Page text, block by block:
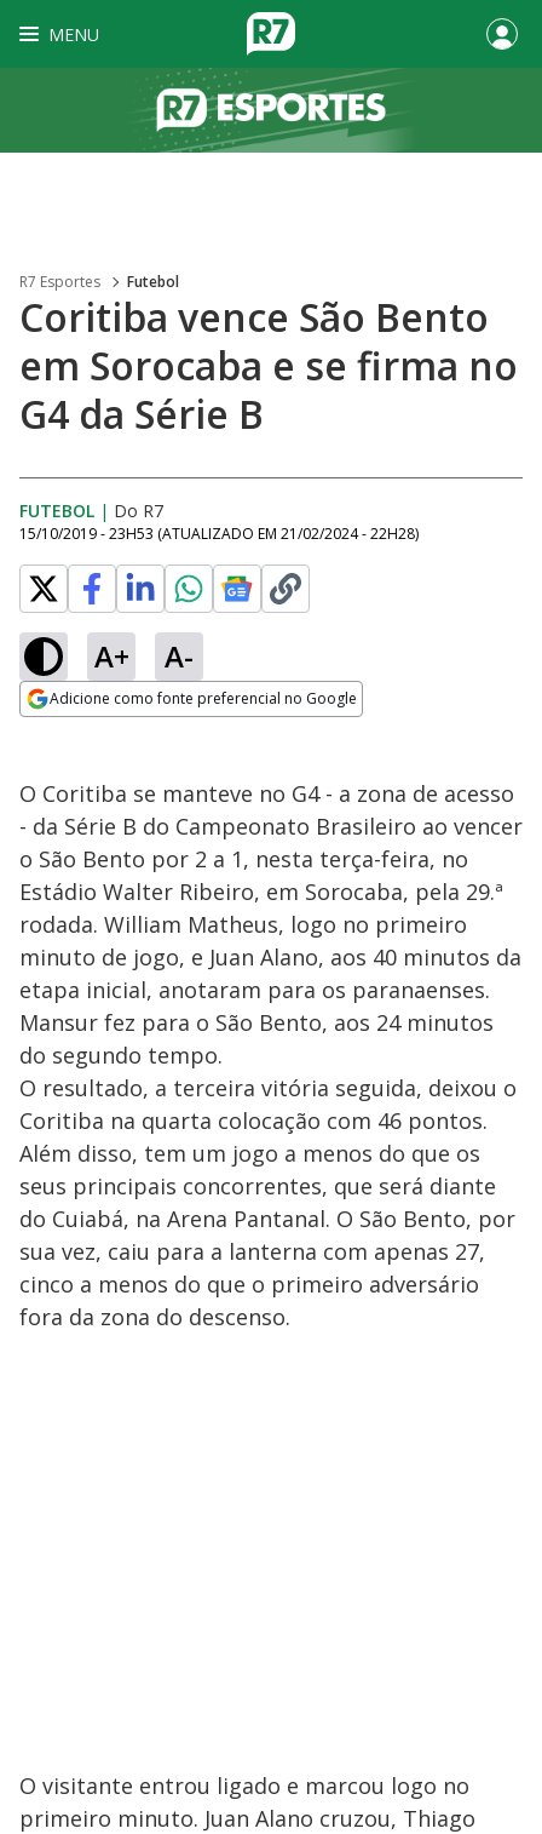
MENU
R7 Esportes Futebol
Coritiba vence São Bento
em Sorocaba e se firma no
G4 da Série B
FUTEBOL | Do R7
15/10/2019 - 23H53 (ATUALIZADO EM 21/02/2024 - 22H28)
A+ A-
Adicione como fonte preferencial no Google
O Coritiba se manteve no G4 - a zona de acesso
- da Série B do Campeonato Brasileiro ao vencer
o São Bento por 2 a 1, nesta terça-feira, no
Estádio Walter Ribeiro, em Sorocaba, pela 29.ª
rodada. William Matheus, logo no primeiro
minuto de jogo, e Juan Alano, aos 40 minutos da
etapa inicial, anotaram para os paranaenses.
Mansur fez para o São Bento, aos 24 minutos
do segundo tempo.
O resultado, a terceira vitória seguida, deixou o
Coritiba na quarta colocação com 46 pontos.
Além disso, tem um jogo a menos do que os
seus principais concorrentes, que será diante
do Cuiabá, na Arena Pantanal. O São Bento, por
sua vez, caiu para a lanterna com apenas 27,
cinco a menos do que o primeiro adversário
fora da zona do descenso.
O visitante entrou ligado e marcou logo no
primeiro minuto. Juan Alano cruzou, Thiago